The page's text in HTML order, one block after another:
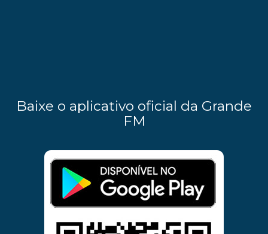
Baixe o aplicativo oficial da Grande
FM